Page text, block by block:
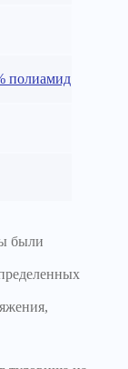
полиамид
были